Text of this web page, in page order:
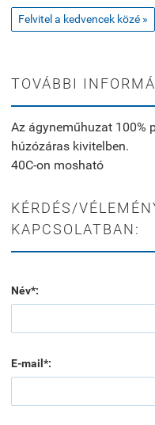
Felvitel a kedvencek közé »
TOVÁBBI
Az ágyneműhuzat 100%
húzózáras kivitelben.
40C-on mosható
KÉRDÉS/
KAPCSOLATBAN:
Név*:
E-mail*: